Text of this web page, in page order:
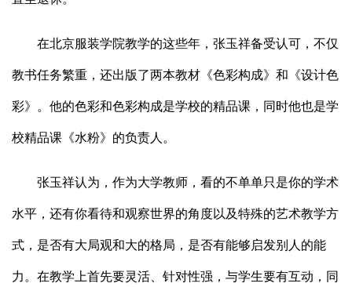
在北京服装学院教学的这些年，张玉祥备受认可，不仅
教书任务繁重，还出版了两本教材《色彩构成》和《设计色
彩》。他的色彩和色彩构成是学校的精品课，同时他也是学
校精品课《水粉》的负责人。
张玉祥认为，作为大学教师，看的不单单只是你的学术
水平，还有你看待和观察世界的角度以及特殊的艺术教学方
式，是否有大局观和大的格局，是否有能够启发别人的能
力。在教学上首先要灵活、针对性强，与学生要有互动，同